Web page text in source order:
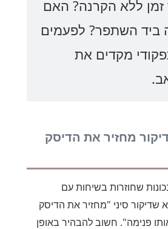
זמן ללא הקרנה? האם
ביד השתפר? לפעמים
מקדים את
מחזיר את הדיסק
שחוזרות בשיחות עם
שדיקור סיני "מחזיר את הדיסק
פנימה". חשוב להבהיר באופן